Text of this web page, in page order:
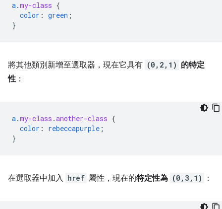
a.my-class {
color : green ;
}
將其他類別新增至選取器，現在它具有 (0,2,1) 的特定
性：
a.my-class .another-class {
color : rebeccapurple ;
}
在選取器中加入 href 屬性，現在的特定性為 (0,3,1) ：